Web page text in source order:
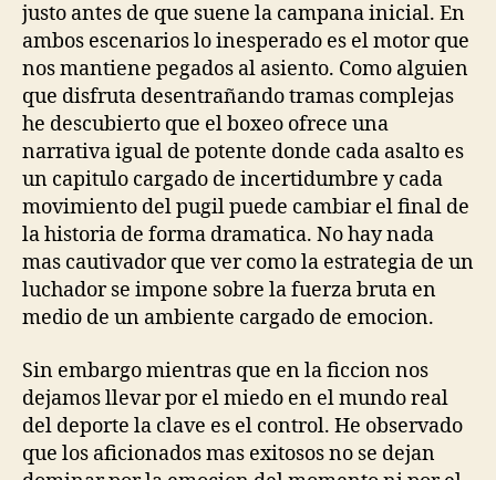
justo antes de que suene la campana inicial. En
ambos escenarios lo inesperado es el motor que
nos mantiene pegados al asiento. Como alguien
que disfruta desentrañando tramas complejas
he descubierto que el boxeo ofrece una
narrativa igual de potente donde cada asalto es
un capitulo cargado de incertidumbre y cada
movimiento del pugil puede cambiar el final de
la historia de forma dramatica. No hay nada
mas cautivador que ver como la estrategia de un
luchador se impone sobre la fuerza bruta en
medio de un ambiente cargado de emocion.
Sin embargo mientras que en la ficcion nos
dejamos llevar por el miedo en el mundo real
del deporte la clave es el control. He observado
que los aficionados mas exitosos no se dejan